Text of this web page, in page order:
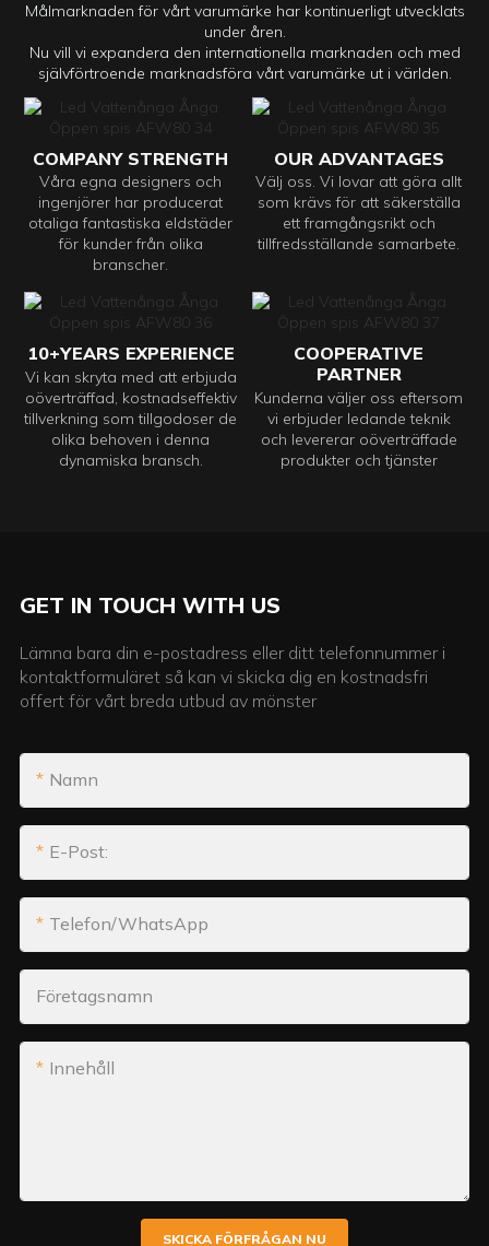
Målmarknaden för vårt varumärke har kontinuerligt utvecklats
under åren.
Nu vill vi expandera den internationella marknaden och med
självförtroende marknadsföra vårt varumärke ut i världen.
COMPANY STRENGTH
Våra egna designers och
ingenjörer har producerat
otaliga fantastiska eldstäder
för kunder från olika
branscher.
OUR ADVANTAGES
Välj oss. Vi lovar att göra allt
som krävs för att säkerställa
ett framgångsrikt och
tillfredsställande samarbete.
10+YEARS EXPERIENCE
Vi kan skryta med att erbjuda
oöverträffad, kostnadseffektiv
tillverkning som tillgodoser de
olika behoven i denna
dynamiska bransch.
COOPERATIVE
PARTNER
Kunderna väljer oss eftersom
vi erbjuder ledande teknik
och levererar oöverträffade
produkter och tjänster
GET IN TOUCH WITH US
Lämna bara din e-postadress eller ditt telefonnummer i
kontaktformuläret så kan vi skicka dig en kostnadsfri
offert för vårt breda utbud av mönster
Namn
E-Post:
Telefon/WhatsApp
Företagsnamn
Innehåll
SKICKA FÖRFRÅGAN NU